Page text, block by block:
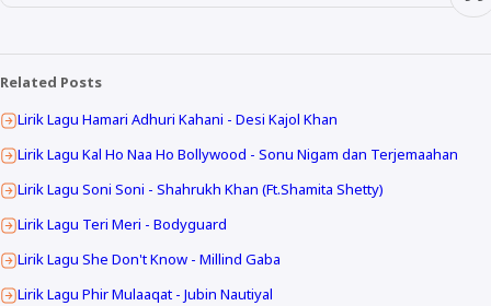
Related Posts
Lirik Lagu Hamari Adhuri Kahani - Desi Kajol Khan
Lirik Lagu Kal Ho Naa Ho Bollywood - Sonu Nigam dan Terjemaahan
Lirik Lagu Soni Soni - Shahrukh Khan (Ft.Shamita Shetty)
Lirik Lagu Teri Meri - Bodyguard
Lirik Lagu She Don't Know - Millind Gaba
Lirik Lagu Phir Mulaaqat - Jubin Nautiyal